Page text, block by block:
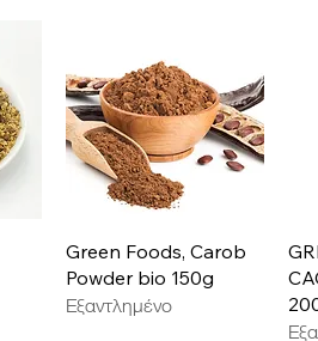
Γρήγορη προβολή
Green Foods, Carob
Powder bio 150g
Εξαντλημένο